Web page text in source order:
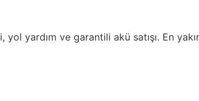
yardım ve garantili akü satışı. En